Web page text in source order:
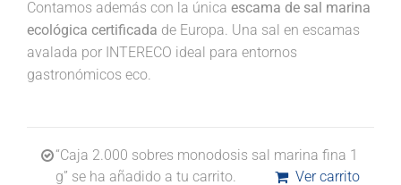
Contamos además con la única escama de sal marina
ecológica certificada de Europa. Una sal en escamas
avalada por INTERECO ideal para entornos
gastronómicos eco.
“Caja 2.000 sobres monodosis sal marina fina 1
g” se ha añadido a tu carrito.
Ver carrito